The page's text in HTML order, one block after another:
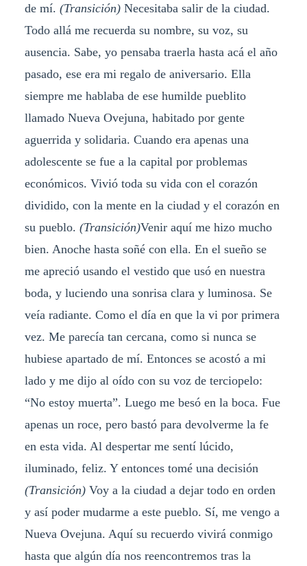
de mí. (Transición) Necesitaba salir de la ciudad.
Todo allá me recuerda su nombre, su voz, su
ausencia. Sabe, yo pensaba traerla hasta acá el año
pasado, ese era mi regalo de aniversario. Ella
siempre me hablaba de ese humilde pueblito
llamado Nueva Ovejuna, habitado por gente
aguerrida y solidaria. Cuando era apenas una
adolescente se fue a la capital por problemas
económicos. Vivió toda su vida con el corazón
dividido, con la mente en la ciudad y el corazón en
su pueblo. (Transición)Venir aquí me hizo mucho
bien. Anoche hasta soñé con ella. En el sueño se
me apreció usando el vestido que usó en nuestra
boda, y luciendo una sonrisa clara y luminosa. Se
veía radiante. Como el día en que la vi por primera
vez. Me parecía tan cercana, como si nunca se
hubiese apartado de mí. Entonces se acostó a mi
lado y me dijo al oído con su voz de terciopelo:
“No estoy muerta”. Luego me besó en la boca. Fue
apenas un roce, pero bastó para devolverme la fe
en esta vida. Al despertar me sentí lúcido,
iluminado, feliz. Y entonces tomé una decisión
(Transición)Voy a la ciudad a dejar todo en orden
y así poder mudarme a este pueblo. Sí, me vengo a
Nueva Ovejuna. Aquí su recuerdo vivirá conmigo
hasta que algún día nos reencontremos tras la